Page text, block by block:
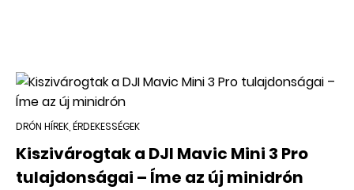
DRÓN HÍREK, ÉRDEKESSÉGEK
Kiszivárogtak a DJI Mavic Mini 3 Pro
tulajdonságai – Íme az új minidrón